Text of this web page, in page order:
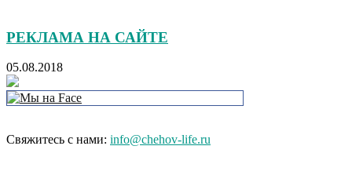
РЕКЛАМА НА САЙТЕ
05.08.2018
Свяжитесь с нами: info@chehov-life.ru